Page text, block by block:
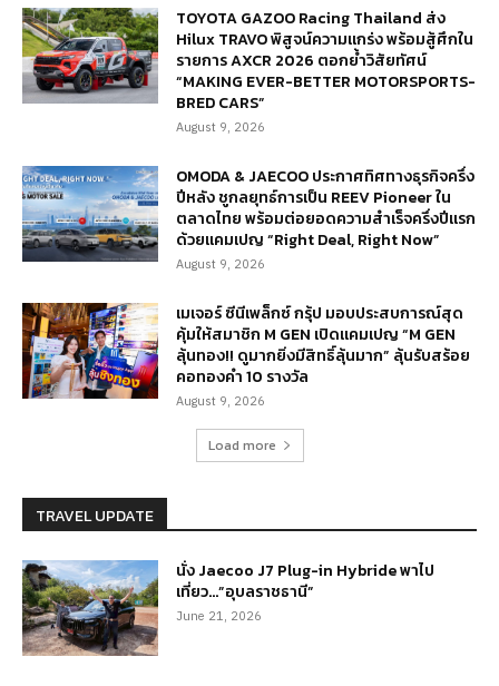
TOYOTA GAZOO Racing Thailand ส่ง
Hilux TRAVO พิสูจน์ความแกร่ง พร้อมสู้ศึกใน
รายการ AXCR 2026 ตอกย้ำวิสัยทัศน์
“MAKING EVER-BETTER MOTORSPORTS-
BRED CARS”
August 9, 2026
OMODA & JAECOO ประกาศทิศทางธุรกิจครึ่ง
ปีหลัง ชูกลยุทธ์การเป็น REEV Pioneer ใน
ตลาดไทย พร้อมต่อยอดความสำเร็จครึ่งปีแรก
ด้วยแคมเปญ “Right Deal, Right Now”
August 9, 2026
เมเจอร์ ซีนีเพล็กซ์ กรุ้ป มอบประสบการณ์สุด
คุ้มให้สมาชิก M GEN เปิดแคมเปญ “M GEN
ลุ้นทอง!! ดูมากยิ่งมีสิทธิ์ลุ้นมาก” ลุ้นรับสร้อย
คอทองคำ 10 รางวัล
August 9, 2026
Load more
TRAVEL UPDATE
นั่ง Jaecoo J7 Plug-in Hybride พาไป
เที่ยว…”อุบลราชธานี”
June 21, 2026